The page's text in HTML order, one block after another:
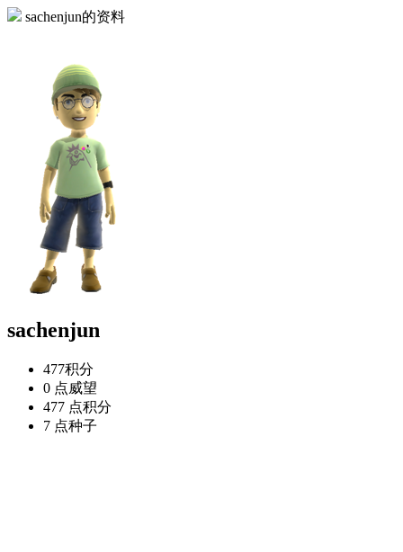
sachenjun的资料
sachenjun
477积分
0 点威望
477 点积分
7 点种子